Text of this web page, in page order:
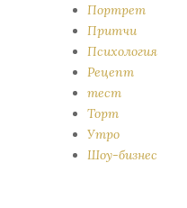
Портрет
Притчи
Психология
Рецепт
тест
Торт
Утро
Шоу-бизнес